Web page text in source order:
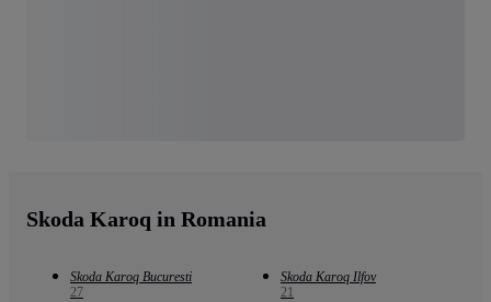
Skoda Karoq in Romania
Skoda Karoq Bucuresti
27
Skoda Karoq Ilfov
21